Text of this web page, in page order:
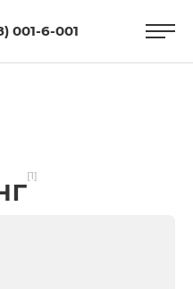
001-6-001
[1]